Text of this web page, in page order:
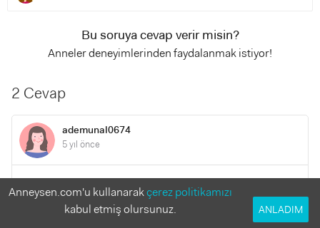
Bu soruya cevap verir misin?
Anneler deneyimlerinden faydalanmak istiyor!
2 Cevap
ademunal0674
5 yıl önce
aynı sorun bizde vardı doktorumuz apiterapiyi önermişti
instagramda apiterapiturkiye sayfası var sağolsun ahmet
bey okul seti tavsiye etmişti o günden sonra asla bir daha
Anneysen.com'u kullanarakçerez politikamızı
kabul etmiş olursunuz.
ANLADIM